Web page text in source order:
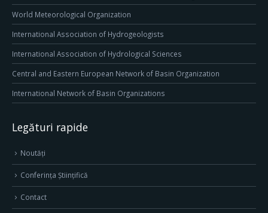
World Meteorological Organization
International Association of Hydrogeologists
International Association of Hydrological Sciences
Central and Eastern European Network of Basin Organization
International Network of Basin Organizations
Legături rapide
Noutăți
Conferința Științifică
Contact